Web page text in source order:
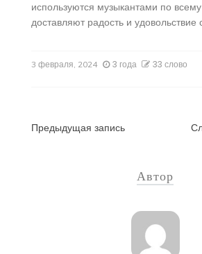
используются музыкантами по
доставляют радость и удовольствие
3 февраля, 2024 3 года 33 слово
Навигация
Предыдущая запись
Автор